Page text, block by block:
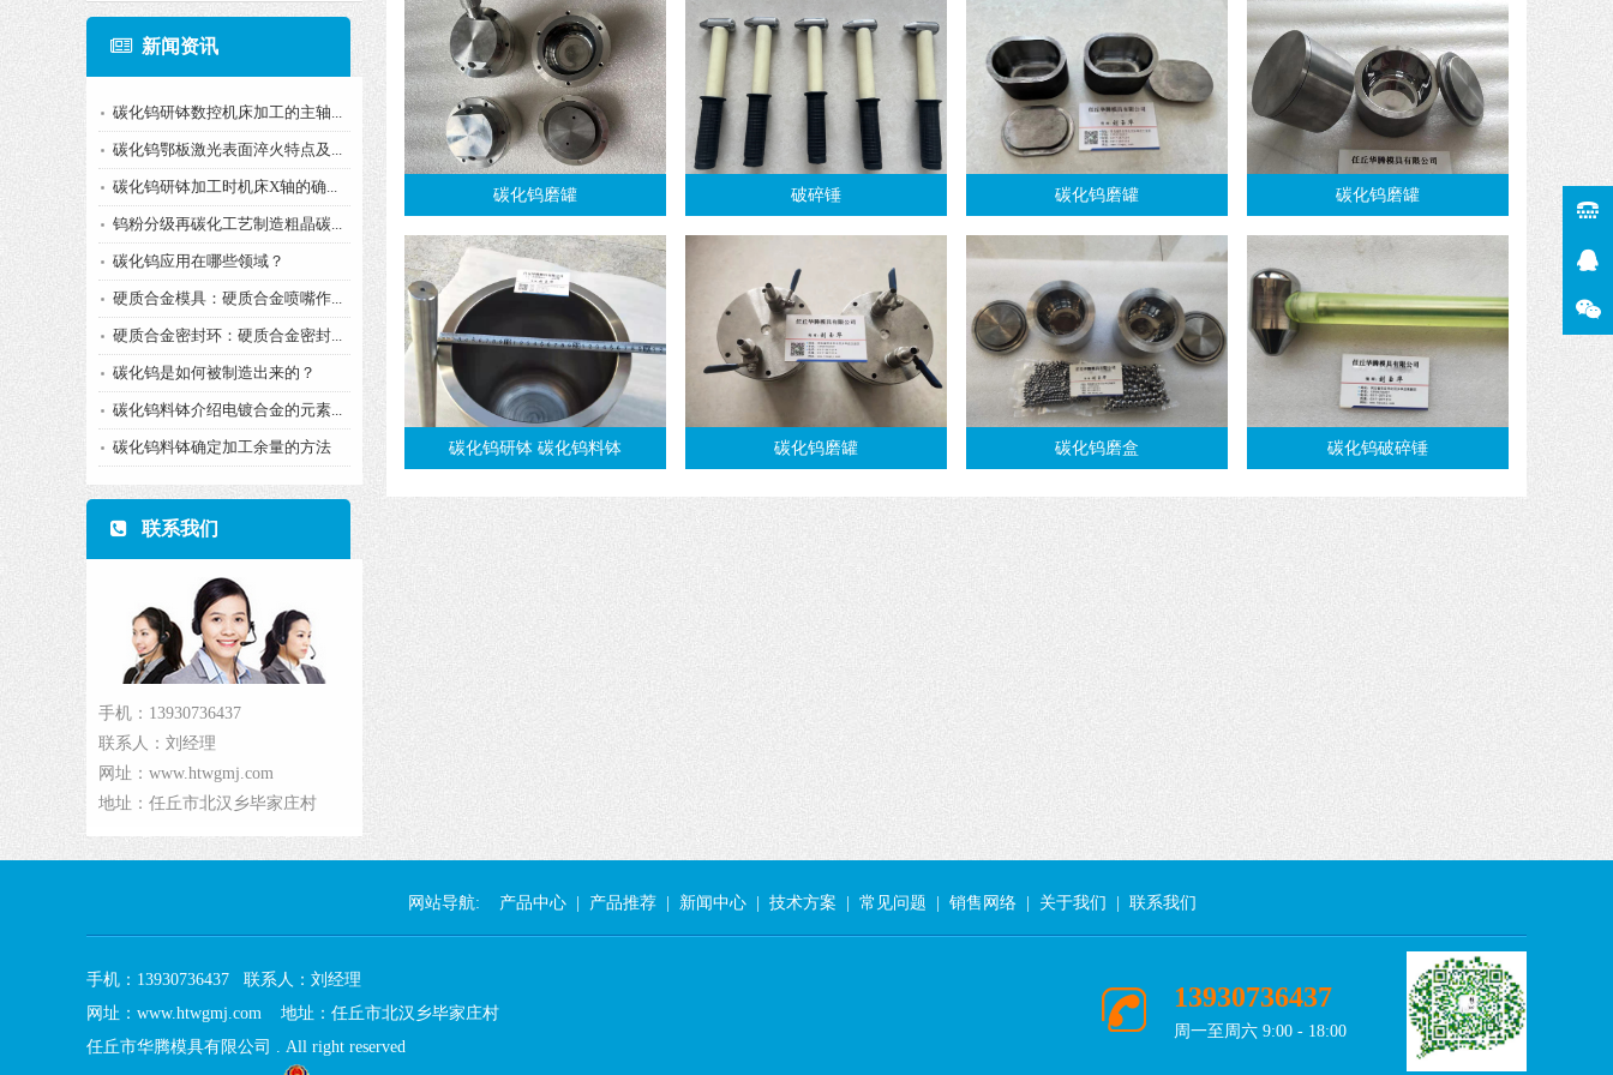
新闻资讯
碳化钨研钵数控机床加工的主轴...
碳化钨鄂板激光表面淬火特点及...
碳化钨研钵加工时机床X轴的确...
钨粉分级再碳化工艺制造粗晶碳...
碳化钨应用在哪些领域？
硬质合金模具：硬质合金喷嘴作...
硬质合金密封环：硬质合金密封...
碳化钨是如何被制造出来的？
碳化钨料钵介绍电镀合金的元素...
碳化钨料钵确定加工余量的方法
联系我们
手机：13930736437
联系人：刘经理
网址：www.htwgmj.com
地址：任丘市北汉乡毕家庄村
碳化钨磨罐 破碎锤 碳化钨磨罐 碳化钨磨罐
碳化钨研钵 碳化钨料钵 碳化钨磨罐 碳化钨磨盒 碳化钨破碎锤
网站导航: 产品中心 产品推荐 新闻中心 技术方案 常见问题 销售网络 关于我们 联系我们
手机：13930736437 联系人：刘经理
网址：www.htwgmj.com 地址：任丘市北汉乡毕家庄村
任丘市华腾模具有限公司 . All right reserved
13930736437
周一至周六 9:00 - 18:00